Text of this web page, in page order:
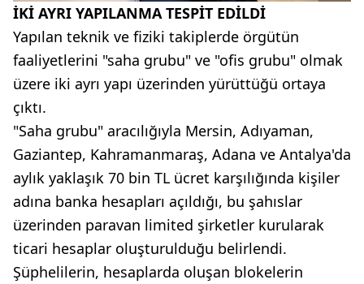
İKİ AYRI YAPILANMA TESPİT EDİLDİ
Yapılan teknik ve fiziki takiplerde örgütün
faaliyetlerini "saha grubu" ve "ofis grubu" olmak
üzere iki ayrı yapı üzerinden yürüttüğü ortaya
çıktı.
"Saha grubu" aracılığıyla Mersin, Adıyaman,
Gaziantep, Kahramanmaraş, Adana ve Antalya'da
aylık yaklaşık 70 bin TL ücret karşılığında kişiler
adına banka hesapları açıldığı, bu şahıslar
üzerinden paravan limited şirketler kurularak
ticari hesaplar oluşturulduğu belirlendi.
Şüphelilerin, hesaplarda oluşan blokelerin